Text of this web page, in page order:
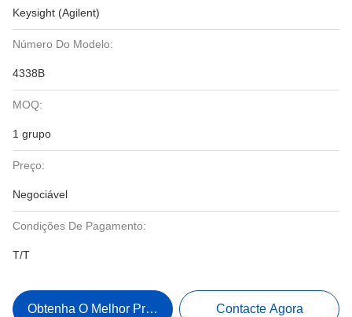
Keysight (Agilent)
Número Do Modelo:
4338B
MOQ:
1 grupo
Preço:
Negociável
Condições De Pagamento:
T/T
Obtenha O Melhor Preço Contacte Agora